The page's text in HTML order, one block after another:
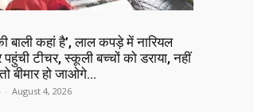
बाली कहां है’, लाल कपड़े में नारियल
टीचर, स्कूली बच्चों को डराया, नहीं
बीमार हो जाओगे…
- August 4, 2026